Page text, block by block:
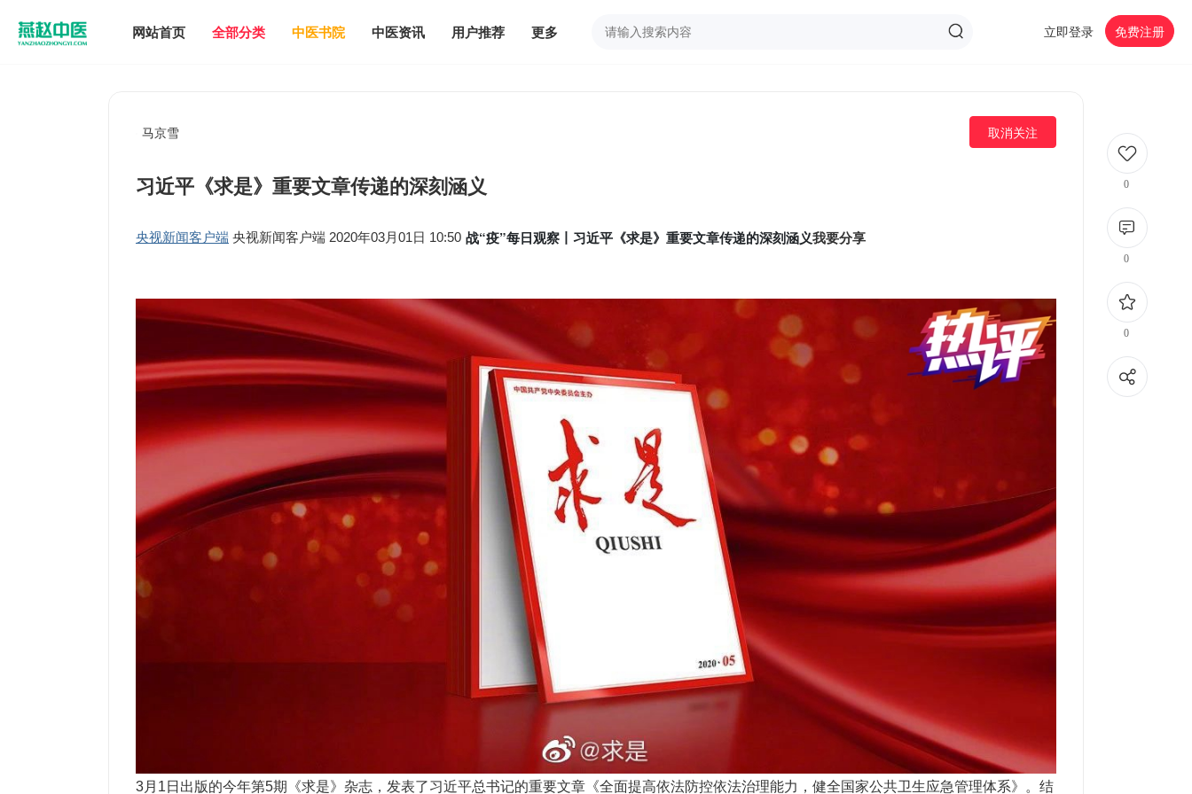
网站首页 全部分类 中医书院 中医资讯 用户推荐 更多 立即登录 免费注册
马京雪 取消关注
习近平《求是》重要文章传递的深刻涵义
战“疫”每日观察丨习近平《求是》重要文章传递的深刻涵义
央视新闻客户端 央视新闻客户端 2020年03月01日 10:50 我要分享
3月1日出版的今年第5期《求是》杂志，发表了习近平总书记的重要文章《全面提高依法防控依法治理能力，健全国家公共卫生应急管理体系》。结
0
0
0